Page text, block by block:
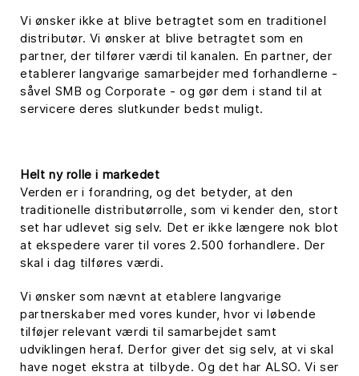
Vi ønsker ikke at blive betragtet som en traditionel
distributør. Vi ønsker at blive betragtet som en
partner, der tilfører værdi til kanalen. En partner, der
etablerer langvarige samarbejder med forhandlerne -
såvel SMB og Corporate - og gør dem i stand til at
servicere deres slutkunder bedst muligt.
Helt ny rolle i markedet
Verden er i forandring, og det betyder, at den
traditionelle distributørrolle, som vi kender den, stort
set har udlevet sig selv. Det er ikke længere nok blot
at ekspedere varer til vores 2.500 forhandlere. Der
skal i dag tilføres værdi.
Vi ønsker som nævnt at etablere langvarige
partnerskaber med vores kunder, hvor vi løbende
tilføjer relevant værdi til samarbejdet samt
udviklingen heraf. Derfor giver det sig selv, at vi skal
have noget ekstra at tilbyde. Og det har ALSO. Vi ser